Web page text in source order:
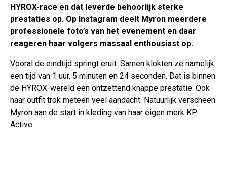
HYROX-race en dat leverde behoorlijk sterke
prestaties op. Op Instagram deelt Myron meerdere
professionele foto’s van het evenement en daar
reageren haar volgers massaal enthousiast op.
Vooral de eindtijd springt eruit. Samen klokten ze namelijk
een tijd van 1 uur, 5 minuten en 24 seconden. Dat is binnen
de HYROX-wereld een ontzettend knappe prestatie. Ook
haar outfit trok meteen veel aandacht. Natuurlijk verscheen
Myron aan de start in kleding van haar eigen merk KP
Active.